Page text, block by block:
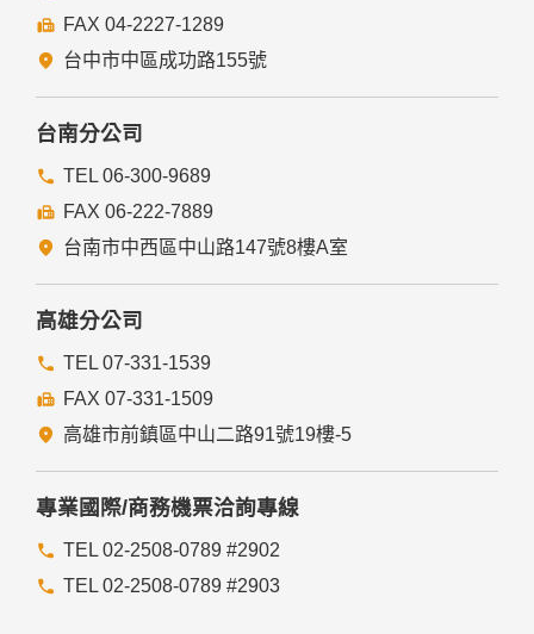
揭露您的個人資料是為了辨識、聯絡或採取法律行動所必要
者。
本網站委託廠商協助蒐集、處理或利用您的個人資料時，將對
委外廠商或個人善盡監督管理之責。
六、Cookie之使用
為了提供您最佳的服務，本網站會在您的電腦中放置並取用我
們的Cookie，若您不願接受Cookie的寫入，您可在您使用的
瀏覽器功能項中設定隱私權等級為高，即可拒絕Cookie的寫
七、隱私權保護政策之修正
款將刊登於網站上。
FAX 04-2227-1289
台中市中區成功路155號
台南分公司
TEL 06-300-9689
FAX 06-222-7889
台南市中西區中山路147號8樓A室
高雄分公司
TEL 07-331-1539
FAX 07-331-1509
高雄市前鎮區中山二路91號19樓-5
專業國際/商務機票洽詢專線
TEL 02-2508-0789 #2902
TEL 02-2508-0789 #2903